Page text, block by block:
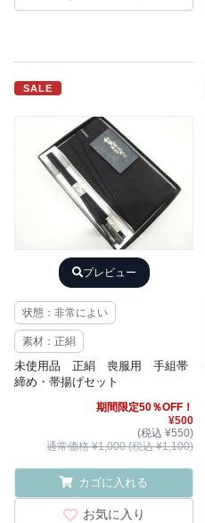
SALE
プレビュー
状態：非常によい
素材：正絹
未使用品 正絹 喪服用 手組帯
締め・帯揚げセット
期間限定50％OFF！
¥500
(税込 ¥550)
通常価格 ¥1,000 (税込 ¥1,100)
カゴに入れる
お気に入り